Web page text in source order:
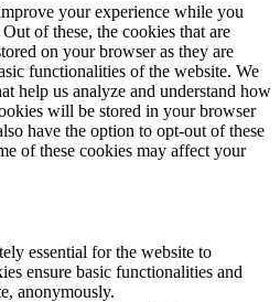
your experience while you
of these, the cookies that are
on your browser as they are
functionalities of the website. We
help us analyze and understand how
will be stored in your browser
have the option to opt-out of these
of these cookies may affect your
essential for the website to
ensure basic functionalities and
anonymously.